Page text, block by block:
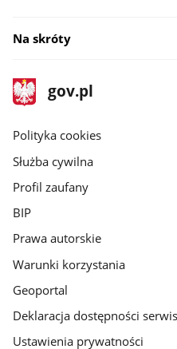
Na skróty
stopka
gov.pl
Strona
gov.pl
gov.pl
Polityka cookies
Służba cywilna
Profil zaufany
BIP
Prawa autorskie
Warunki korzystania
Geoportal
Deklaracja dostępności
Ustawienia prywatności